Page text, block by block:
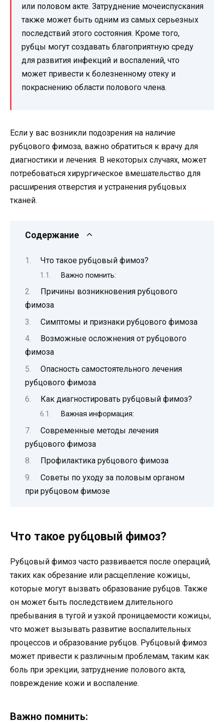
или половом акте. Затруднение мочеиспускания
также может быть одним из самых серьезных
последствий этого состояния. Кроме того,
рубцы могут создавать благоприятную среду
для развития инфекций и воспалений, что
может привести к болезненному отеку и
покраснению области полового члена.
Если у вас возникли подозрения на наличие
рубцового фимоза, важно обратиться к врачу для
диагностики и лечения. В некоторых случаях, может
потребоваться хирургическое вмешательство для
расширения отверстия и устранения рубцовых
тканей.
Содержание
Что такое рубцовый фимоз?
Важно помнить:
Причины возникновения рубцового
фимоза
Симптомы и признаки рубцового фимоза
Возможные осложнения от рубцового
фимоза
Опасность самостоятельного лечения
рубцового фимоза
Как диагностировать рубцовый фимоз?
Важная информация:
Современные методы лечения
рубцового фимоза
Профилактика рубцового фимоза
Советы по уходу за половым органом
при рубцовом фимозе
Что такое рубцовый фимоз?
Рубцовый фимоз часто развивается после операций,
таких как обрезание или расщепление кожицы,
которые могут вызвать образование рубцов. Также
он может быть последствием длительного
пребывания в тугой и узкой проницаемости кожицы,
что может вызывать развитие воспалительных
процессов и образование рубцов. Рубцовый фимоз
может привести к различным проблемам, таким как
боль при эрекции, затруднение полового акта,
повреждение кожи и воспаление.
Важно помнить: